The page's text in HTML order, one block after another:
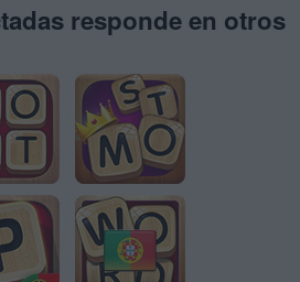
responde en otros